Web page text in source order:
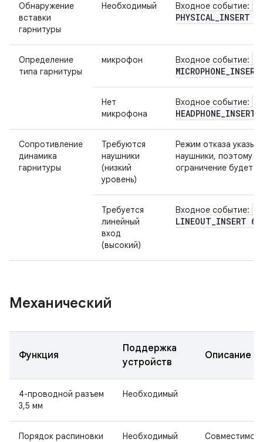
Обнаружение
вставки
гарнитуры
Необходимый Входное событие:
PHYSICAL_INSERT 7
Определение
типа гарнитуры
микрофон Входное событие:
MICROPHONE_
Нет
микрофона
Входное событие:
HEADPHONE_INSERT
Сопротивление
динамика
гарнитуры
Требуются
наушники
(низкий
уровень)
Режим отказа
наушники, поэтому
ограничение будет
Требуется
линейный
вход
(высокий)
Входное событие:
LINEOUT_INSERT 6
Механический
Функция
Поддержка
устройств
Описание
4-проводной разъем
3,5 мм
Необходимый
Порядок распиновки
Необходимый